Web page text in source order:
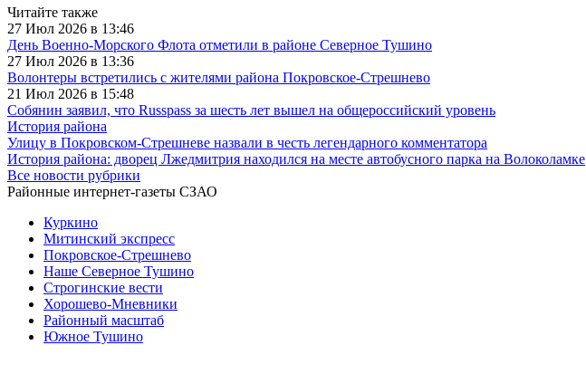
Читайте также
27 Июл 2026 в 13:46
День Военно-Морского Флота отметили в районе Северное Тушино
27 Июл 2026 в 13:36
Волонтеры встретились с жителями района Покровское-Стрешнево
21 Июл 2026 в 15:48
Собянин заявил, что Russpass за шесть лет вышел на общероссийский уровень
История района
Улицу в Покровском-Стрешневе назвали в честь легендарного комментатора
История района: дворец Лжедмитрия находился на месте автобусного парка на Волоколамке
Все новости рубрики
Районные интернет-газеты СЗАО
Куркино
Митинский экспресс
Покровское-Стрешнево
Наше Северное Тушино
Строгинские вести
Хорошево-Мневники
Районный масштаб
Южное Тушино